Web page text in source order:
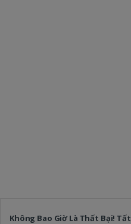
Không Bao Giờ Là Thất Bại!